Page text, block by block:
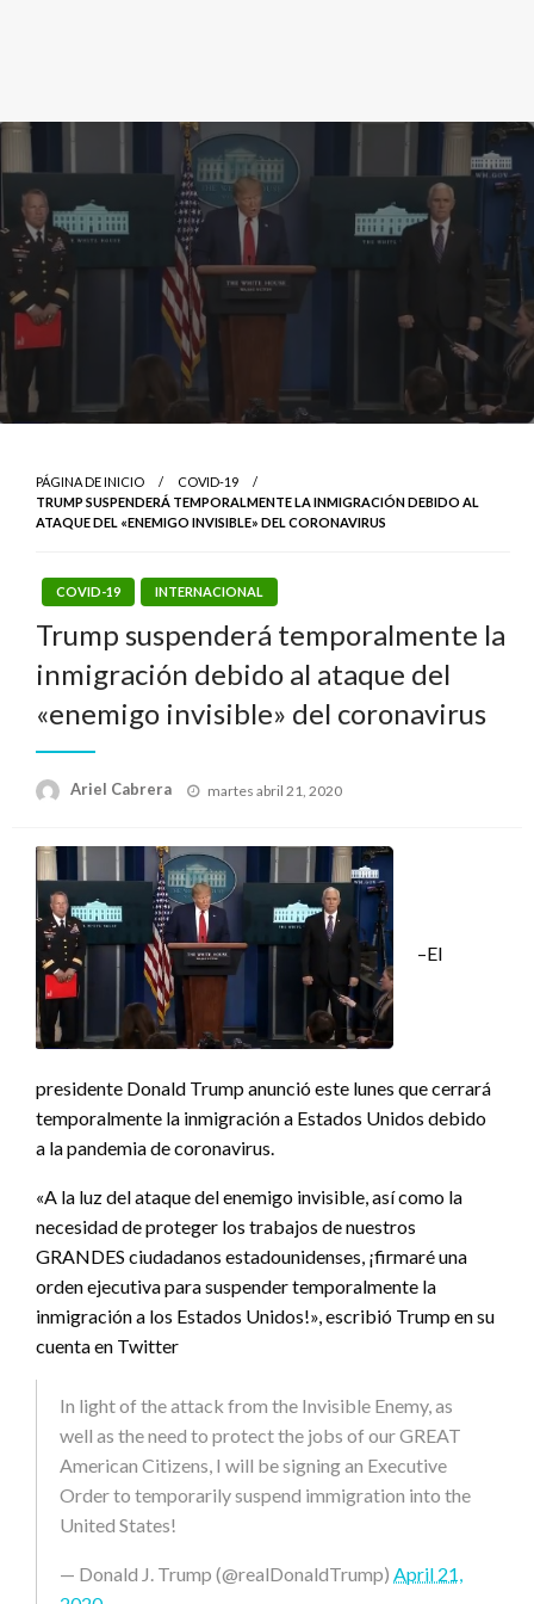
PÁGINA DE INICIO
COVID-19
TRUMP SUSPENDERÁ TEMPORALMENTE LA INMIGRACIÓN DEBIDO AL
ATAQUE DEL «ENEMIGO INVISIBLE» DEL CORONAVIRUS
COVID-19 INTERNACIONAL
Trump suspenderá temporalmente la
inmigración debido al ataque del
«enemigo invisible» del coronavirus
Ariel Cabrera
Publicado
martes abril 21, 2020
–El
presidente Donald Trump anunció este lunes que cerrará
temporalmente la inmigración a Estados Unidos debido
a la pandemia de coronavirus.
«A la luz del ataque del enemigo invisible, así como la
necesidad de proteger los trabajos de nuestros
GRANDES ciudadanos estadounidenses, ¡firmaré una
orden ejecutiva para suspender temporalmente la
inmigración a los Estados Unidos!», escribió Trump en su
cuenta en Twitter
In light of the attack from the Invisible Enemy, as
well as the need to protect the jobs of our GREAT
American Citizens, I will be signing an Executive
Order to temporarily suspend immigration into the
United States!
— Donald J. Trump (@realDonaldTrump) April 21,